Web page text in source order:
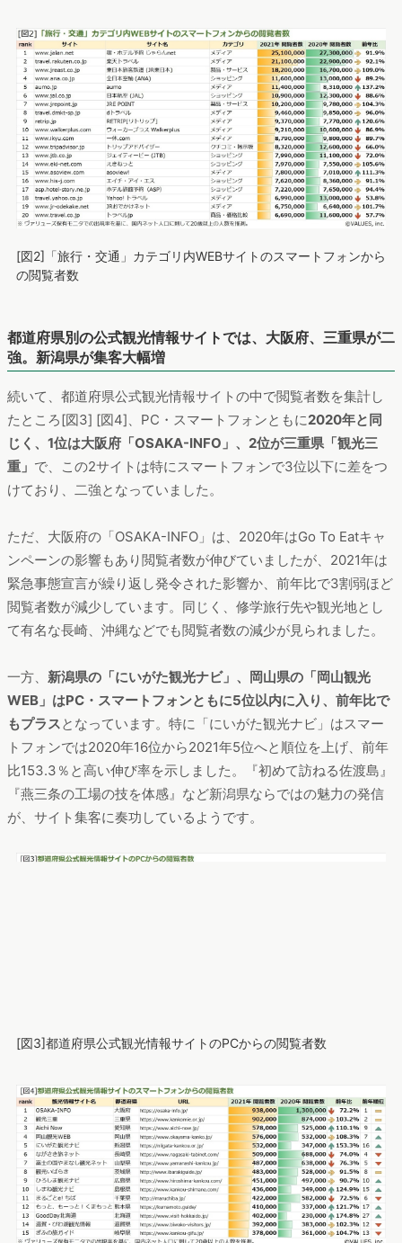
[図2]「旅行・交通」カテゴリ内WEBサイトのスマートフォンから
の閲覧者数
都道府県別の公式観光情報サイトでは、大阪府、三重県が二
強。新潟県が集客大幅増
続いて、都道府県公式観光情報サイトの中で閲覧者数を集計し
たところ[図3] [図4]、PC・スマートフォンともに2020年と同
じく、1位は大阪府「OSAKA-INFO」、2位が三重県「観光三
重」 で、この2サイトは特にスマートフォンで3位以下に差をつ
けており、二強となっていました。
ただ、大阪府の「OSAKA-INFO」は、2020年はGo To Eatキャ
ンペーンの影響もあり閲覧者数が伸びていましたが、2021年は
緊急事態宣言が繰り返し発令された影響か、前年比で3割弱ほど
閲覧者数が減少しています。同じく、修学旅行先や観光地とし
て有名な長崎、沖縄などでも閲覧者数の減少が見られました。
一方、 新潟県の「にいがた観光ナビ」、岡山県の「岡山観光
WEB」はPC・スマートフォンともに5位以内に入り、前年比で
もプラスとなっています。特に「にいがた観光ナビ」はスマー
トフォンでは2020年16位から2021年5位へと順位を上げ、前年
比153.3％と高い伸び率を示しました。『初めて訪ねる佐渡島』
『燕三条の工場の技を体感』など新潟県ならではの魅力の発信
が、サイト集客に奏功しているようです。
[図3]都道府県公式観光情報サイトのPCからの閲覧者数